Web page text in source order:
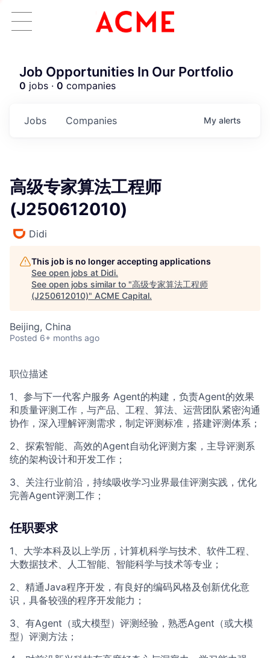
ACME Homepage
Job Opportunities In Our Portfolio
0 jobs · 0 companies
Jobs Companies My alerts
高级专家算法工程师
(J250612010)
Didi
This job is no longer accepting applications
See open jobs at Didi.
See open jobs similar to "高级专家算法工程师
(J250612010)" ACME Capital.
Beijing, China
Posted 6+ months ago
职位描述
1、参与下一代客户服务 Agent的构建，负责Agent的效果
和质量评测工作，与产品、工程、算法、运营团队紧密沟通
协作，深入理解评测需求，制定评测标准，搭建评测体系；
2、探索智能、高效的Agent自动化评测方案，主导评测系
统的架构设计和开发工作；
3、关注行业前沿，持续吸收学习业界最佳评测实践，优化
完善Agent评测工作；
任职要求
1、大学本科及以上学历，计算机科学与技术、软件工程、
大数据技术、人工智能、智能科学与技术等专业；
2、精通Java程序开发，有良好的编码风格及创新优化意
识，具备较强的程序开发能力；
3、有Agent（或大模型）评测经验，熟悉Agent（或大模
型）评测方法；